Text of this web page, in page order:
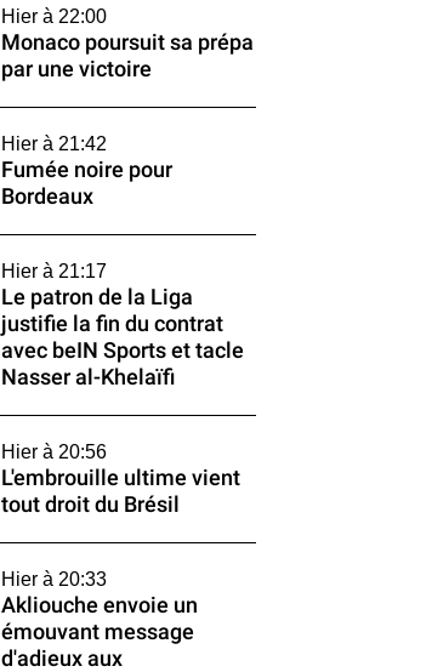
Hier à 22:00
Monaco poursuit sa prépa
par une victoire
Hier à 21:42
Fumée noire pour
Bordeaux
Hier à 21:17
Le patron de la Liga
justifie la fin du contrat
avec beIN Sports et tacle
Nasser al-Khelaïfi
Hier à 20:56
L'embrouille ultime vient
tout droit du Brésil
Hier à 20:33
Akliouche envoie un
émouvant message
d'adieux aux